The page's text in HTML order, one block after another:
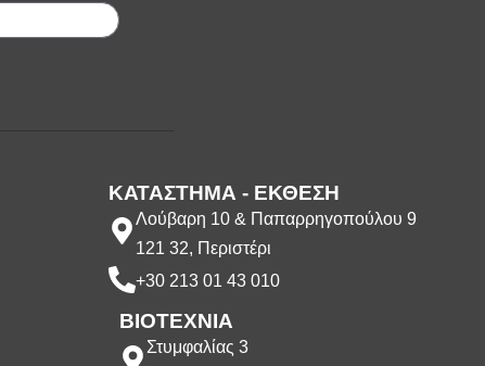
ΚΑΤΑΣΤΗΜΑ - ΕΚΘΕΣΗ
Λούβαρη 10 & Παπαρρηγοπούλου 9
121 32, Περιστέρι
+30 213 01 43 010
ΒΙΟΤΕΧΝΙΑ
Στυμφαλίας 3